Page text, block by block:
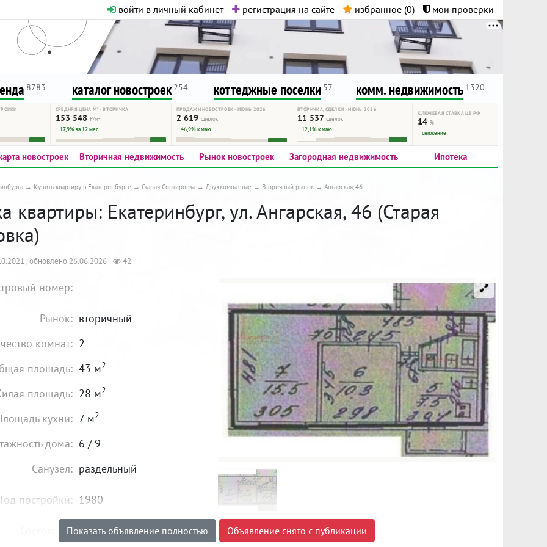
войти в личный кабинет регистрация на сайте избранное (0) мои проверки
Никакого шок-контента.
как он помогает вам. Удачи!
8783 каталог новостроек 254 коттеджные поселки 57 комм. недвижимость 1320
СРЕДНЯЯ ЦЕНА М² · ВТОРИЧКА
153 548 ₽/м²
↑ 17,9% за 12 мес.
ПРОДАЖИ НОВОСТРОЕК · ИЮНЬ 2026
2 619 сделок
↑ 46,9% к маю
ВТОРИЧКА, СДЕЛКИ · ИЮНЬ 2026
11 537 сделок
↑ 12,1% к маю
КЛЮЧЕВАЯ СТАВКА ЦБ РФ
14%
↓ снижение
новостроек Вторичная недвижимость Рынок новостроек Загородная недвижимость Ипотека
Купить квартиру в Екатеринбурге Старая Сортировка Двухкомнатные Вторичный рынок Ангарская, 46
квартиры: Екатеринбург, ул. Ангарская, 46 (Старая
, обновлено 26.06.2026 42
номер: -
Рынок: вторичный
комнат: 2
площадь: 43 м2
площадь: 28 м2
кухни: 7 м2
дома: 6 / 9
Санузел: раздельный
Год постройки: 1980
Состояние: удовлетворительное
Показать объявление полностью Объявление снято с публикации